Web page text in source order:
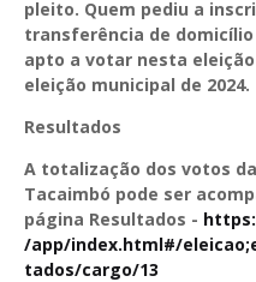
pleito. Quem pediu a
transferência de
apto a votar nesta
eleição municipal de 2024.
Resultados
A totalização dos votos
Tacaimbó pode ser
página Resultados -
/app/index.html#/
tados/cargo/13